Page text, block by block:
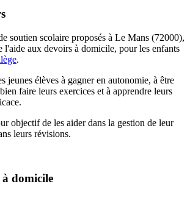
soutien scolaire proposés à Le Mans (72000),
l'aide aux devoirs à domicile, pour les enfants
.
jeunes élèves à gagner en autonomie, à être
faire leurs exercices et à apprendre leurs
objectif de les aider dans la gestion de leur
leurs révisions.
à domicile